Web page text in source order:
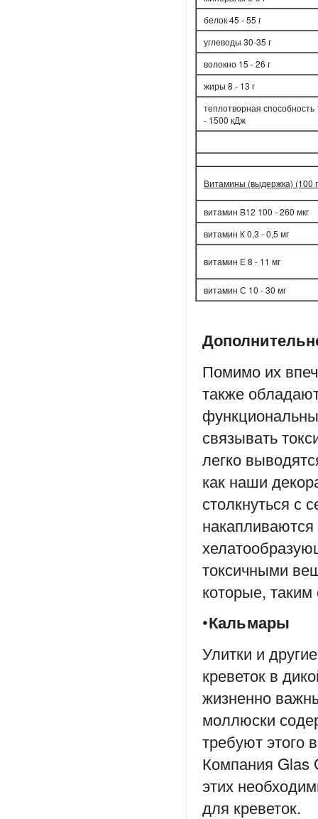
белок 45 - 55 г
углеводы 30-35 г
волокно 15 - 26 г
жиры 8 - 13 г
теплотворная способность
- 1500 кДж
Витамины (выдержка) (100
витамин B12 100 - 260 мкг
витамин К 0,3 - 0,5 мг
витамин Е 8 - 11 мг
витамин С 10 - 30 мг
Помимо их
также
связывать
легко
как наши
столкнуться с
токсичными
которые,
•Кальмары
Улитки и
креветок в
жизненно
моллюски
требуют этого
Компания Glas
этих
для креветок.